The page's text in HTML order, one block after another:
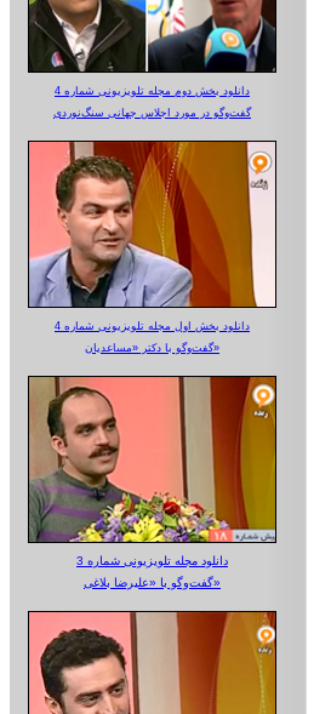
دانلود بخش دوم مجله تلویزیونی شماره 4
گفت‌وگو در مورد اجلاس جهانی سنگ‌نوردی
دانلود بخش اول مجله تلویزیونی شماره 4
گفت‌وگو با دکتر «مساعدیان»
دانلود مجله تلویزیونی شماره 3
گفت‌وگو با «علیرضا بلاغی»